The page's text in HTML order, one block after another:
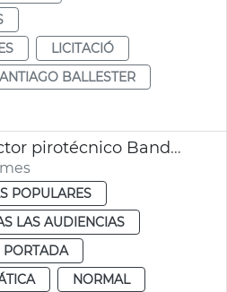
LICITACIÓ
BALLESTER
Inicio diálogo sector pirotécnico Bando Faller
POPULARES
LAS AUDIENCIAS
PORTADA
NORMAL